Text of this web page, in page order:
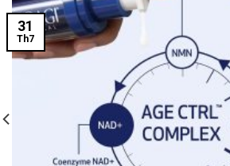
31
Th7